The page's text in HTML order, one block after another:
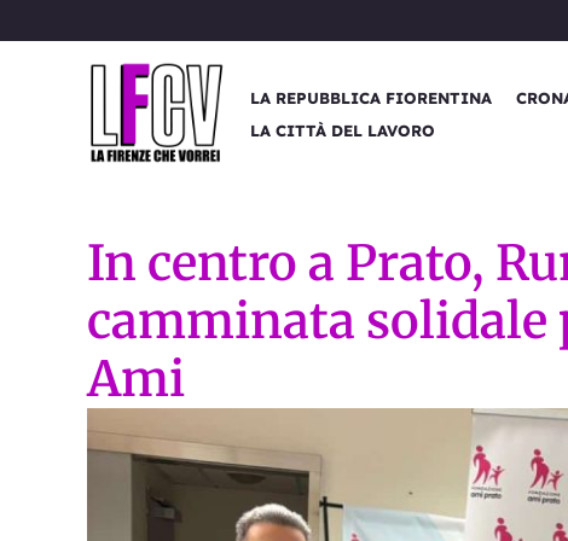
al
LA REPUBBLICA FIORENTINA
LA CITTÀ DEL LAVORO
In centro a Prato,
camminata solidale
Ami